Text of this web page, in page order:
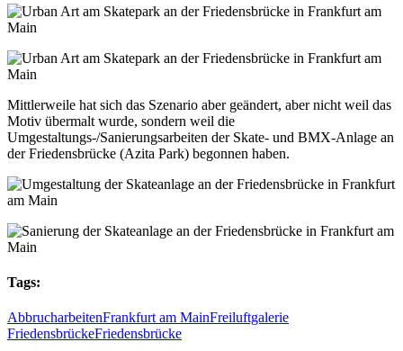
Mittlerweile hat sich das Szenario aber geändert, aber nicht weil das
Motiv übermalt wurde, sondern weil die
Umgestaltungs-/Sanierungsarbeiten der Skate- und BMX-Anlage an
der Friedensbrücke (Azita Park) begonnen haben.
Tags:
AbbrucharbeitenFrankfurt am MainFreiluftgalerie
FriedensbrückeFriedensbrücke